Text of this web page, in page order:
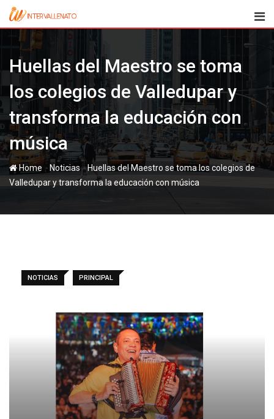
Skip
content
Huellas del Maestro se toma
los colegios de Valledupar y
transforma la educación con
música
Home - Noticias-Huellas del Maestro se toma los colegios de
Valledupar y transforma la educación con música
NOTICIAS PRINCIPAL